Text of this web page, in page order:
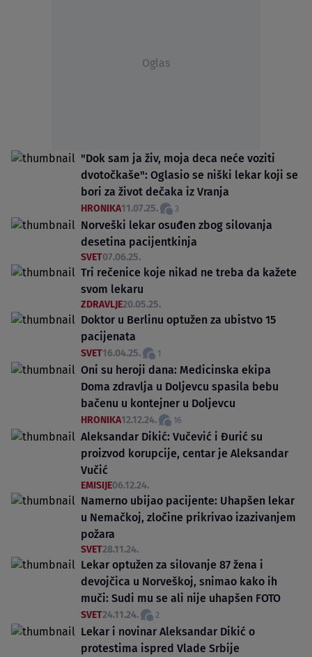
Oglas
"Dok sam ja živ, moja deca neće voziti
dvotočkaše": Oglasio se niški lekar koji se
bori za život dečaka iz Vranja
HRONIKA11.07.25. 3
Norveški lekar osuđen zbog silovanja
desetina pacijentkinja
SVET07.06.25.
Tri rečenice koje nikad ne treba da kažete
svom lekaru
ZDRAVLJE20.05.25.
Doktor u Berlinu optužen za ubistvo 15
pacijenata
SVET16.04.25. 1
Oni su heroji dana: Medicinska ekipa
Doma zdravlja u Doljevcu spasila bebu
bačenu u kontejner u Doljevcu
HRONIKA12.12.24. 16
Aleksandar Dikić: Vučević i Đurić su
proizvod korupcije, centar je Aleksandar
Vučić
EMISIJE06.12.24.
Namerno ubijao pacijente: Uhapšen lekar
u Nemačkoj, zločine prikrivao izazivanjem
požara
SVET28.11.24.
Lekar optužen za silovanje 87 žena i
devojčica u Norveškoj, snimao kako ih
muči: Sudi mu se ali nije uhapšen FOTO
SVET24.11.24. 2
Lekar i novinar Aleksandar Dikić o
protestima ispred Vlade Srbije